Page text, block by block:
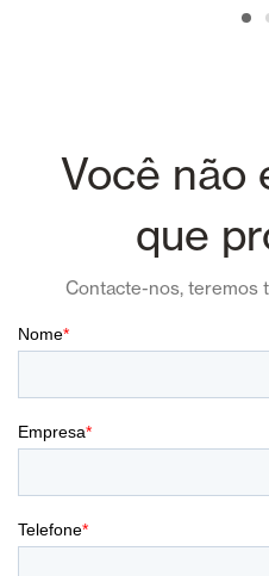
Você não
que
Contacte-nos, teremos